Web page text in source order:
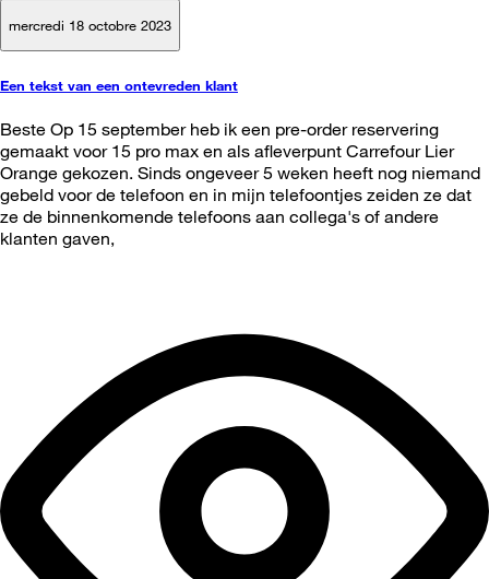
mercredi 18 octobre 2023
Een tekst van een ontevreden klant
Beste Op 15 september heb ik een pre-order reservering
gemaakt voor 15 pro max en als afleverpunt Carrefour Lier
Orange gekozen. Sinds ongeveer 5 weken heeft nog niemand
gebeld voor de telefoon en in mijn telefoontjes zeiden ze dat
ze de binnenkomende telefoons aan collega's of andere
klanten gaven,